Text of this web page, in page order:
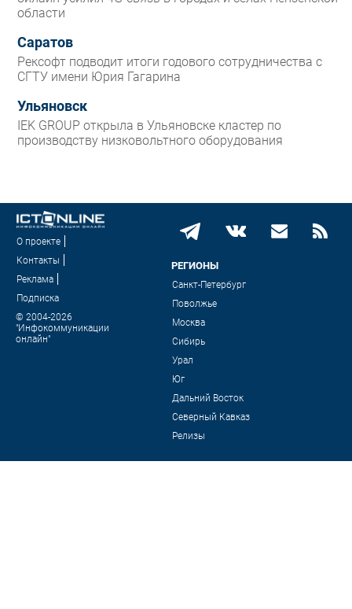
области
Саратов
Рексофт подводит итоги годового сотрудничества с
СГТУ имени Юрия Гагарина
Ульяновск
IEK GROUP открыла в Ульяновске кластер по
производству низковольтного оборудования
О проекте
Контакты
Реклама
Подписка
© 2004-2026
"Инфокоммуникации
онлайн"
РЕГИОНЫ
Санкт-Петербург
Поволжье
Москва
Сибирь
Урал
Юг
Дальний Восток
Северный Кавказ
Релизы